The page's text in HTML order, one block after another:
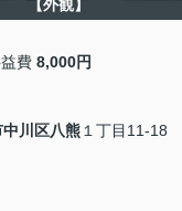
【外観】
費 8,000円
川区八熊 １丁目11-18